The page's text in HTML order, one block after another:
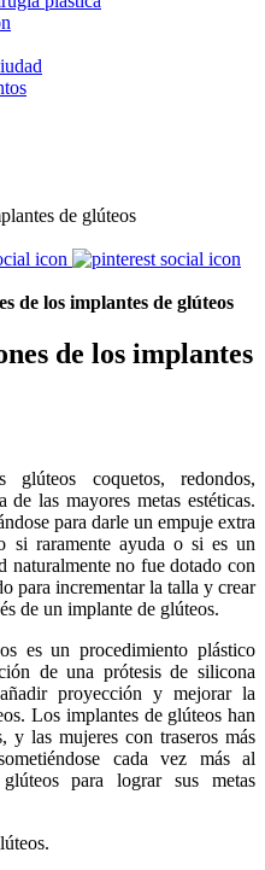
de glúteos
de los implantes de glúteos
de los implantes
glúteos coquetos, redondos,
de las mayores metas estéticas.
para darle un empuje extra
si raramente ayuda o si es un
naturalmente no fue dotado con
para incrementar la talla y crear
de un implante de glúteos.
es un procedimiento plástico
de una prótesis de silicona
proyección y mejorar la
Los implantes de glúteos han
y las mujeres con traseros más
cada vez más al
para lograr sus metas